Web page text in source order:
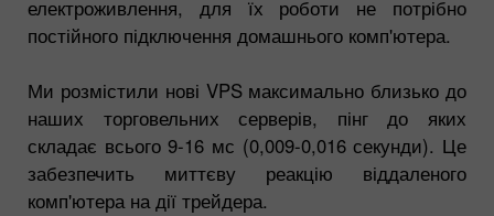
електроживлення, для їх роботи не потрібно
постійного підключення домашнього комп'ютера.
Ми розмістили нові VPS максимально близько до
наших торговельних серверів, пінг до яких
складає всього 9-16 мс (0,009-0,016 секунди). Це
забезпечить миттєву реакцію віддаленого
комп'ютера на дії трейдера.